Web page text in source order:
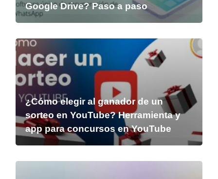
Google Drive? Paso a paso
¿Cómo elegir al ganador de un
sorteo en YouTube? Herramienta y
app para concursos en YouTube